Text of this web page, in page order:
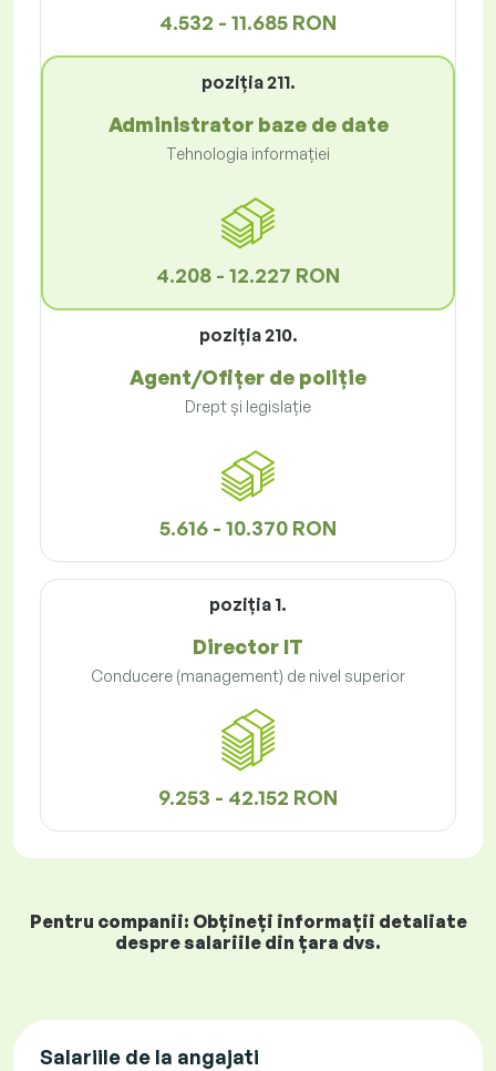
4.532 - 11.685 RON
poziţia 211.
Administrator baze de date
Tehnologia informației
4.208 - 12.227 RON
poziţia 210.
Agent/Ofițer de poliție
Drept și legislație
5.616 - 10.370 RON
poziţia 1.
Director IT
Conducere (management) de nivel superior
9.253 - 42.152 RON
Pentru companii: Obțineți informații detaliate
despre salariile din țara dvs.
Salariile de la angajati